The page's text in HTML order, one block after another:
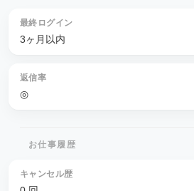
最終ログイン
3ヶ月以内
返信率
◎
お仕事履歴
キャンセル歴